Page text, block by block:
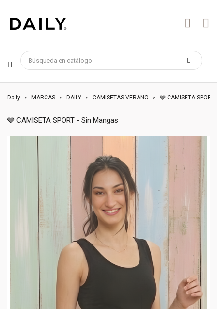
Daily MARCAS DAILY CAMISETAS VERANO 🩶 CAMISETA
🩶 CAMISETA SPORT - Sin Mangas